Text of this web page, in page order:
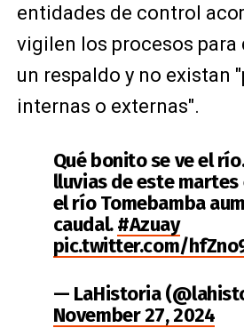
entidades de control
vigilen los procesos para
un respaldo y no existan
internas o externas".
Qué bonito se ve el
lluvias de este martes
el río Tomebamba
caudal.#Azuay
pic.twitter.com/
— LaHistoria
November 27, 2024